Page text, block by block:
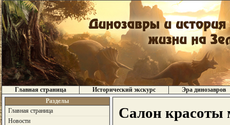
Главная страница Исторический экскурс
Эра динозавров
Разделы
Главная страница
Новости
Салон красоты